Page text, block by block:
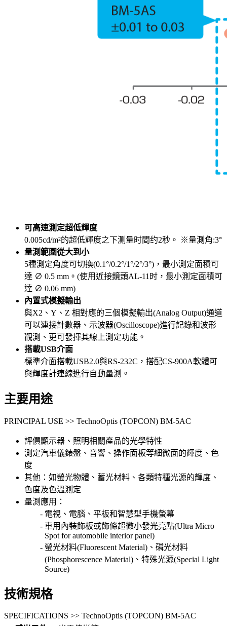
可高速測定超低輝度
0.005cd/m²的超低輝度之下测量时間约2秒。 ※量測角:3°
量測範圍從大到小
5種測定角度可切換(0.1°/0.2°/1°/2°/3°)，最小測定面積可
達 ∅ 0.5 mm。(使用近接鏡頭AL-11时，最小測定面積可
達 ∅ 0.06 mm)
內置式模擬輸出
與X2、Y、Z 相對應的三個模擬輸出(Analog Output)通道
可以連接計數器、示波器(Oscilloscope)進行記錄和波形
觀測、更可發揮其線上測定功能。
搭載USB介面
標準介面搭載USB2.0與RS-232C，搭配CS-900A軟體可
與輝度計連線進行自動量測。
主要用途
PRINCIPAL USE >> TechnoOptis (TOPCON) BM-5AC
評價顯示器、照明相關產品的光學特性
測定汽車儀錶盤、音響、操作面板等細微面的輝度、色
度
其他：如螢光物體、蓄光材料、各類特種光源的輝度、
色度及色溫測定
量測應用：
電視、電腦、平板和智慧型手機螢幕
車用內裝飾板或飾條超微小發光亮點(Ultra Micro
Spot for automobile interior panel)
螢光材料(Fluorescent Material)、磷光材料
(Phosphorescence Material)、特殊光源(Special Light
Source)
技術規格
SPECIFICATIONS >> TechnoOptis (TOPCON) BM-5AC